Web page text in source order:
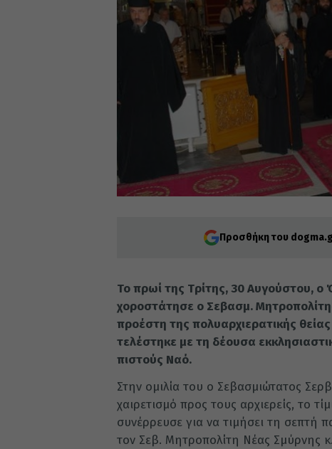
Προσθήκη του
Το πρωί της Tρίτης, 30 Αυγούστου, ο
χοροστάτησε ο Σεβασμ.
προέστη της πολυαρχιερατικής
τελέστηκε με τη δέουσα
πιστούς Ναό.
Στην ομιλία του ο Σεβασμιώτατος
χαιρετισμό προς τους αρχιερείς, το
συνέρρευσε για να τιμήσει τη σεπτή
τον Σεβ. Μητροπολίτη Νέας Σμύρνης